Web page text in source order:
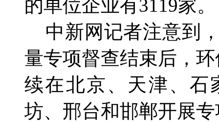
的单位企业有3119家。
中新网记者注意到
量专项督查结束后，
续在北京、天津、石
坊、邢台和邯郸开展